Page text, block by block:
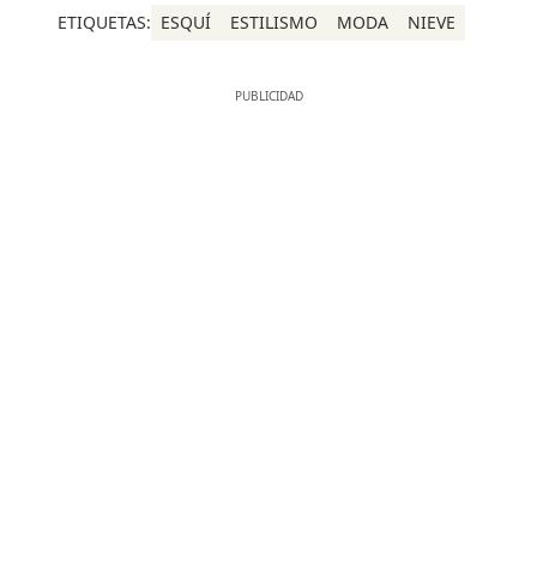
ETIQUETAS: ESQUÍ ESTILISMO MODA NIEVE